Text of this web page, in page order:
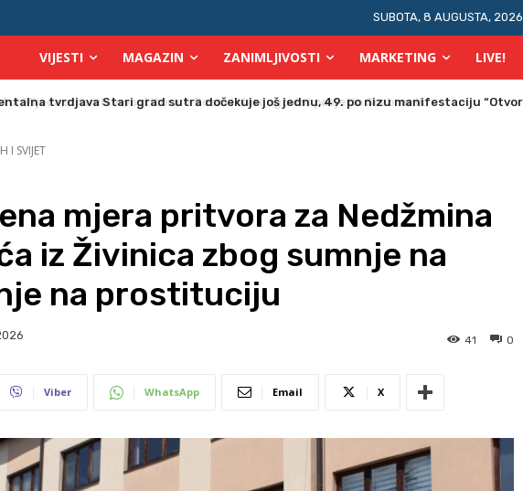
SUBOTA, 8 AUGUSTA, 2026
VIJESTI MAGAZIN ZANIMLJIVOSTI MARKETING LIVE!
Vijeća stranih investitora u Bosni i Hercegovini posjetio Srebrenik
I SVIJET
mjera pritvora za Nedžmina
iz Živinica zbog sumnje na
na prostituciju
0
41
Viber WhatsApp Email X